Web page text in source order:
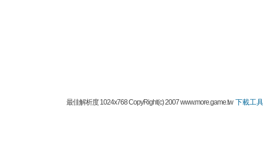
最佳解析度 1024x768 CopyRight(c) 2007 www.more.game.tw下載工